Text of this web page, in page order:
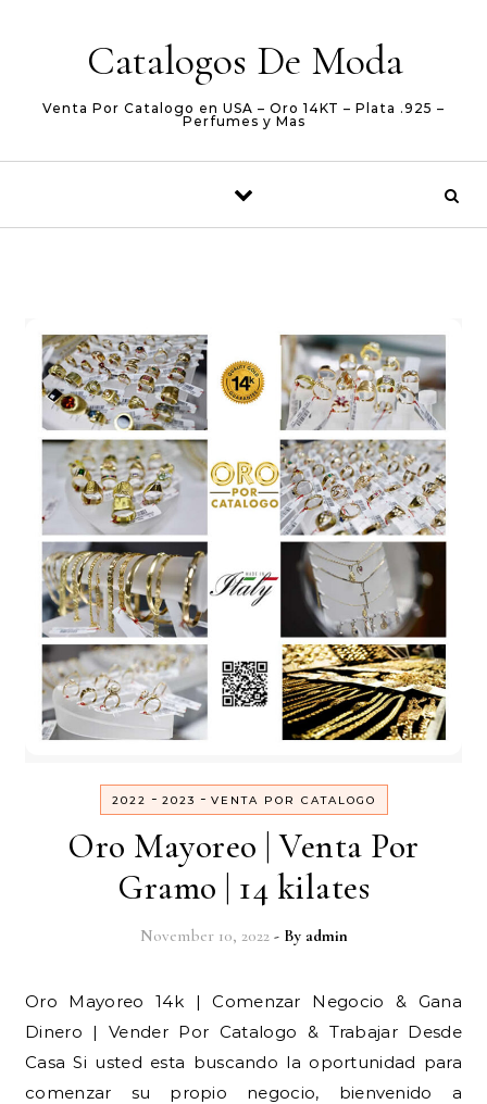
Catalogos De Moda
Venta Por Catalogo en USA – Oro 14KT – Plata .925 –
Perfumes y Mas
2022 - 2023 - VENTA POR CATALOGO
Oro Mayoreo | Venta Por
Gramo | 14 kilates
November 10, 2022 - By admin
Oro Mayoreo 14k | Comenzar Negocio & Gana
Dinero | Vender Por Catalogo & Trabajar Desde
Casa Si usted esta buscando la oportunidad para
comenzar su propio negocio, bienvenido a